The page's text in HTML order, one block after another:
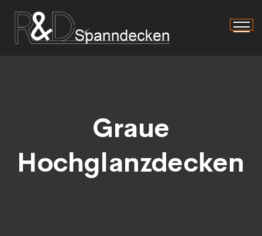
Graue
Hochglanzdecken